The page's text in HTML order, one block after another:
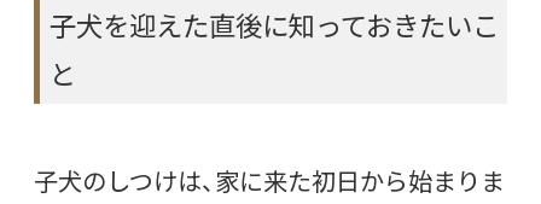
子犬を迎えた直後に知っておきたいこ
と
子犬のしつけは、家に来た初日から始まりま